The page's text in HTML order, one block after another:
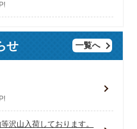
せ 一覧へ
沢山入荷しております。